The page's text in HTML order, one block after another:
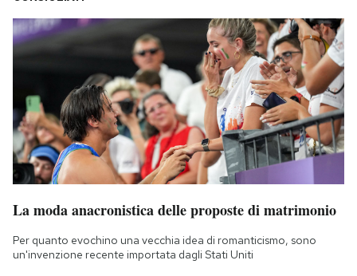
La moda anacronistica delle proposte di matrimonio
Per quanto evochino una vecchia idea di romanticismo, sono
un'invenzione recente importata dagli Stati Uniti